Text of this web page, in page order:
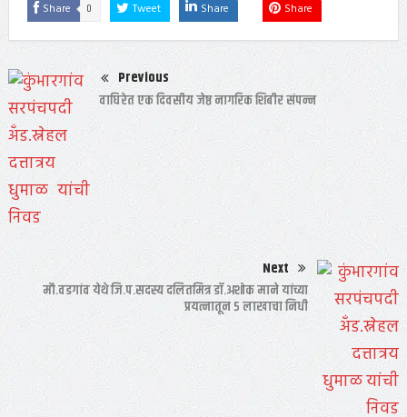
Share 0 Tweet Share Share
Previous
वाघिरेत एक दिवसीय जेष्ठ नागरिक शिबीर संपन्न
Next
मौ.वडगांव येथे जि.प.सदस्य दलितमित्र डॉ.अशोक माने यांच्या
प्रयत्नातून ५ लाखाचा निधी